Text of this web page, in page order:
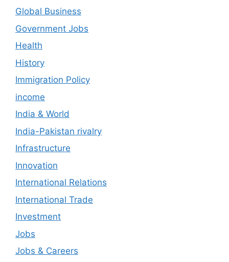
Global Business
Government Jobs
Health
History
Immigration Policy
income
India & World
India-Pakistan rivalry
Infrastructure
Innovation
International Relations
International Trade
Investment
Jobs
Jobs & Careers